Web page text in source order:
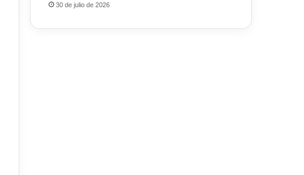
30 de julio de 2026